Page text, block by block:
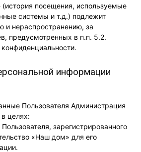
посещения, используемые
системы и т.д.) подлежит
и нераспространению, за
предусмотренных в п.п. 5.2.
информации
Пользователя Администрация
целях:
зарегистрированного
«Наш дом» для его